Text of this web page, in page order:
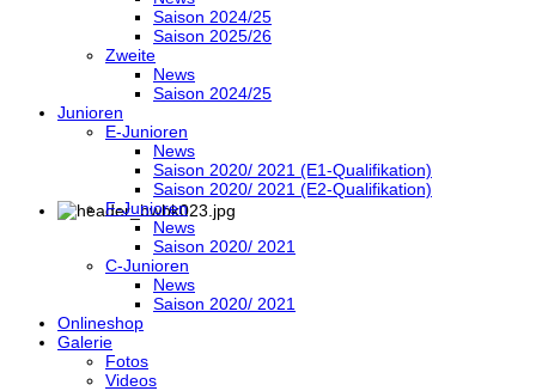
Saison 2024/25
Saison 2025/26
Zweite
News
Saison 2024/25
Junioren
E-Junioren
News
Saison 2020/ 2021 (E1-Qualifikation)
Saison 2020/ 2021 (E2-Qualifikation)
F-Junioren
News
Saison 2020/ 2021
C-Junioren
News
Saison 2020/ 2021
Onlineshop
Galerie
Fotos
Videos